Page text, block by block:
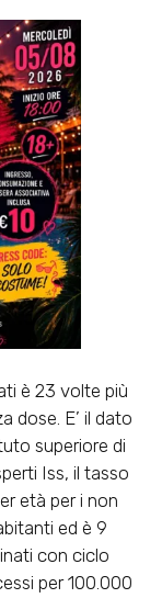
è 23 volte più
dose. E’ il dato
superiore di
Iss, il tasso
età per i non
ed è 9
con ciclo
per 100.000